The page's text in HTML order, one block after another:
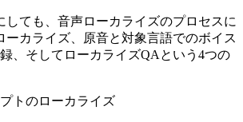
しても、音声ローカライズのプロセスに
ーカライズ
原音と対象言語でのボイス
、そしてローカライズQAという4つの
トのローカライズ